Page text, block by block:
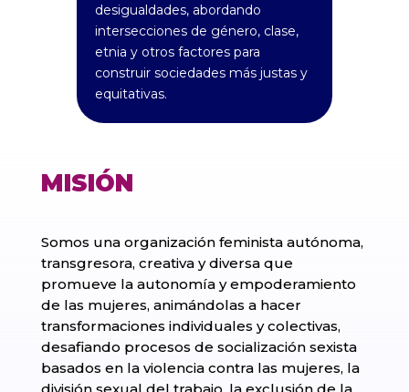
desigualdades, abordando
intersecciones de género, clase,
etnia y otros factores para
construir sociedades más justas y
equitativas.
MISIÓN
Somos una organización feminista autónoma,
transgresora, creativa y diversa que
promueve la autonomía y empoderamiento
de las mujeres, animándolas a hacer
transformaciones individuales y colectivas,
desafiando procesos de socialización sexista
basados en la violencia contra las mujeres, la